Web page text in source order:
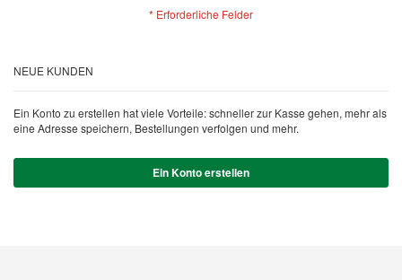
NEUE KUNDEN
Ein Konto zu erstellen hat viele Vorteile: schneller zur Kasse gehen, mehr als
eine Adresse speichern, Bestellungen verfolgen und mehr.
Ein Konto erstellen